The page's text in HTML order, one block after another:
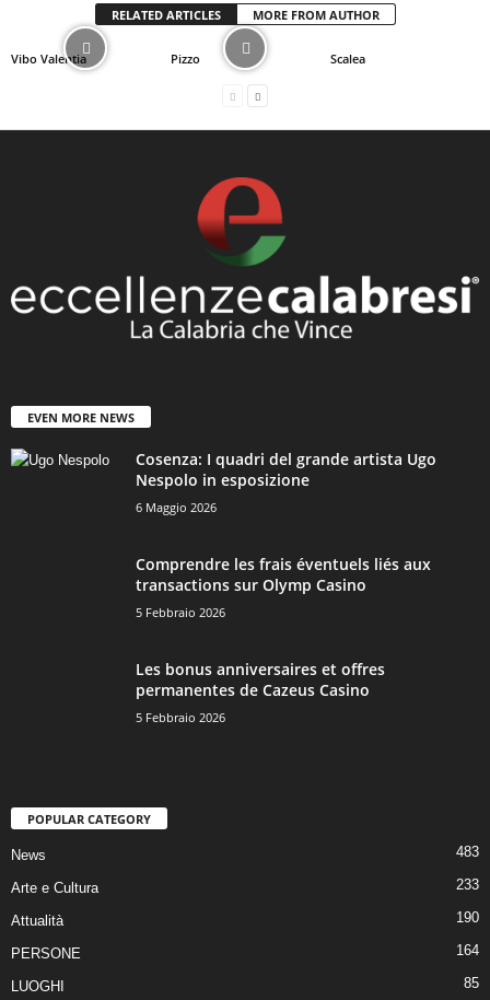
RELATED ARTICLES MORE FROM AUTHOR
Vibo Valentia Pizzo Scalea
EVEN MORE NEWS
Cosenza: I quadri del grande artista Ugo
Nespolo in esposizione
6 Maggio 2026
Comprendre les frais éventuels liés aux
transactions sur Olymp Casino
5 Febbraio 2026
Les bonus anniversaires et offres
permanentes de Cazeus Casino
5 Febbraio 2026
POPULAR CATEGORY
News 483
Arte e Cultura 233
Attualità 190
PERSONE 164
LUOGHI 85